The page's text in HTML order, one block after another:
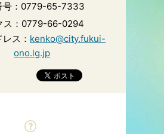
号：0779-65-7333
ス：0779-66-0294
ス： kenko@city.fukui-
ono.lg.jp